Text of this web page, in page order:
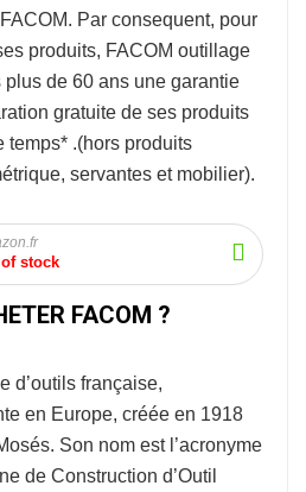
Par consequent, pour
produits, FACOM outillage
de 60 ans une garantie
gratuite de ses produits
temps* .(hors produits
servantes et mobilier).
stock
FACOM ?
d’outils française,
en Europe, créée en 1918
Son nom est l’acronyme
de Construction d’Outil